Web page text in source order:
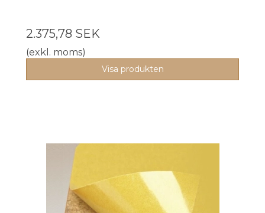
2.375,78 SEK
(exkl. moms)
Visa produkten